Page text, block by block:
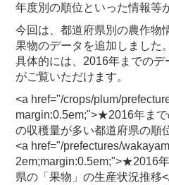
年度別の順位といった情報等
今回は、都道府県別の農作物
果物のデータを追加しました。
具体的には、2016年までのデ
がご覧いただけます。
<a href="/crops/plum/
margin:0.5em;">★2016年まで
の収穫量が多い都道府県の順
<a href="/prefectures/
2em;margin:0.5em;">★2016
県の「果物」の生産状況推移